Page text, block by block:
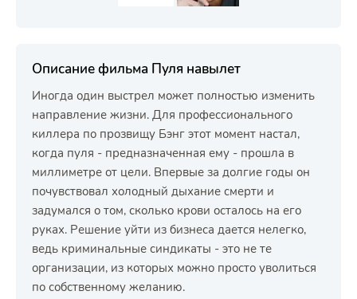
Описание фильма Пуля навылет
Иногда один выстрел может полностью изменить
направление жизни. Для профессионального
киллера по прозвищу Бэнг этот момент настал,
когда пуля - предназначенная ему - прошла в
миллиметре от цели. Впервые за долгие годы он
почувствовал холодный дыхание смерти и
задумался о том, сколько крови осталось на его
руках. Решение уйти из бизнеса дается нелегко,
ведь криминальные синдикаты - это не те
организации, из которых можно просто уволиться
по собственному желанию.